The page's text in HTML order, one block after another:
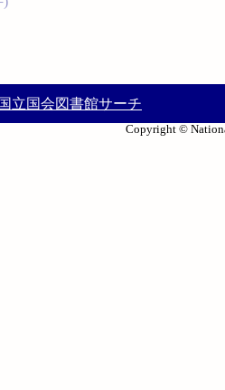
国立国会図書館サーチ
Copyright ©